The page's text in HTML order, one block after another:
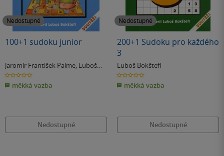
Nedostupné
100+1 sudoku junior
Jaromír František Palme, Luboš
Bokštefl
0.0
z
5
hvězdiček
měkká vazba
Nedostupné
Nedostupné
200+1 Sudoku pro každého
3
Luboš Bokštefl
0.0
z
5
hvězdiček
měkká vazba
Nedostupné